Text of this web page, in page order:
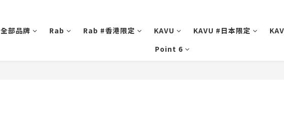
全部品牌 Rab Rab #香港限定 KAVU KAVU #日本限定
Point 6